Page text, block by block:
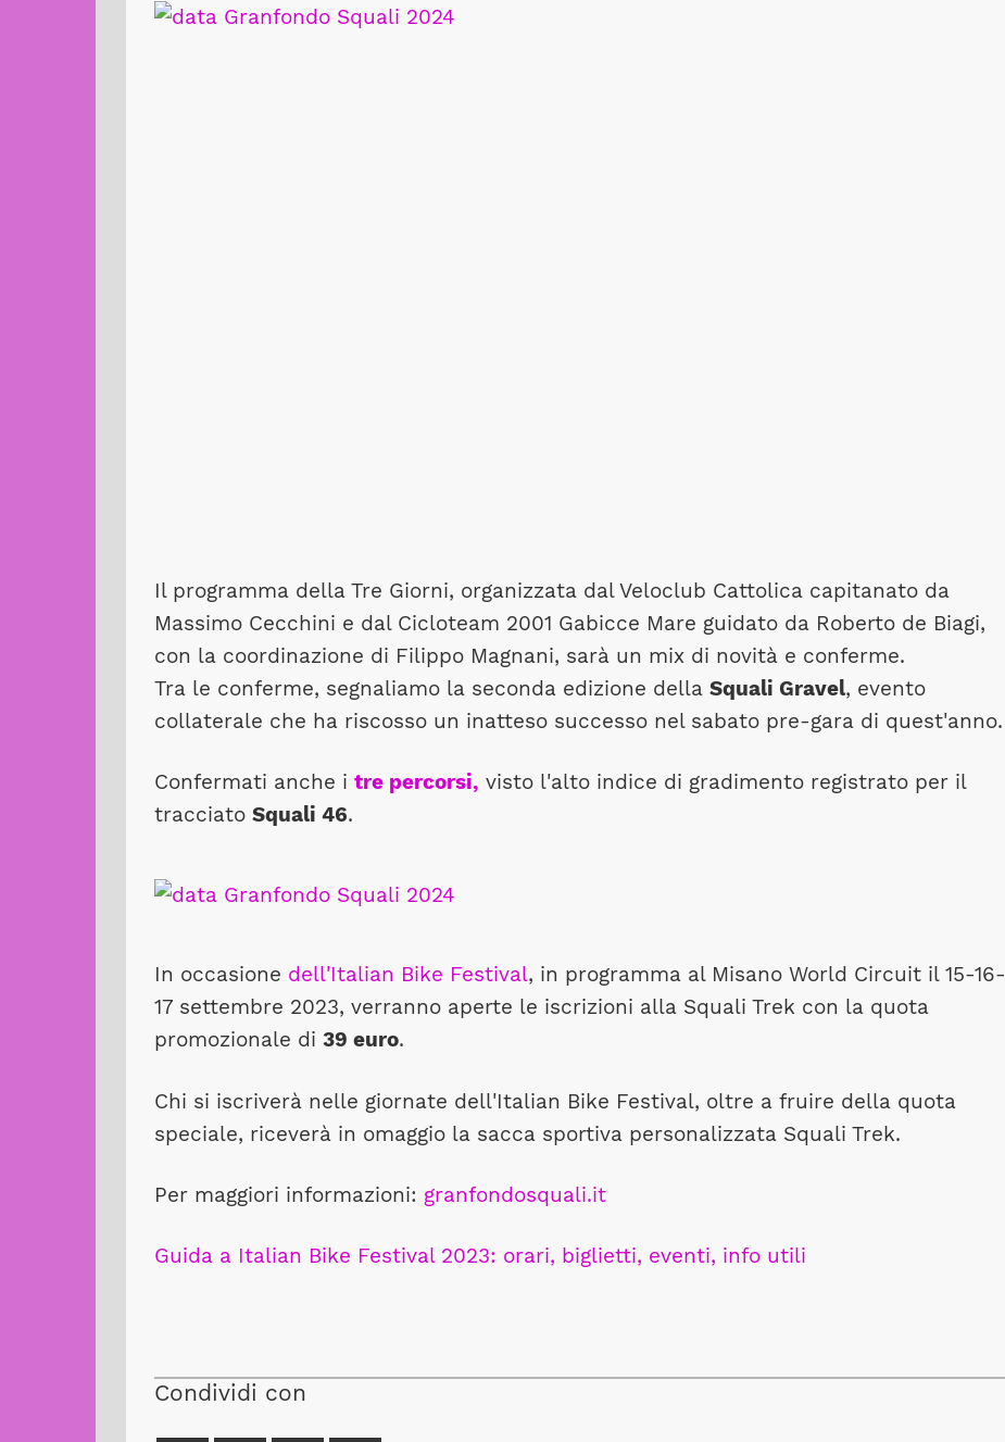
Il programma della Tre Giorni, organizzata dal Veloclub Cattolica capitanato da
Massimo Cecchini e dal Cicloteam 2001 Gabicce Mare guidato da Roberto de Biagi,
con la coordinazione di Filippo Magnani, sarà un mix di novità e conferme.
Tra le conferme, segnaliamo la seconda edizione della Squali Gravel, evento
collaterale che ha riscosso un inatteso successo nel sabato pre-gara di quest'anno.
Confermati anche i tre percorsi, visto l'alto indice di gradimento registrato per il
tracciato Squali 46.
In occasione dell'Italian Bike Festival, in programma al Misano World Circuit il 15-16-
17 settembre 2023, verranno aperte le iscrizioni alla Squali Trek con la quota
promozionale di 39 euro.
Chi si iscriverà nelle giornate dell'Italian Bike Festival, oltre a fruire della quota
speciale, riceverà in omaggio la sacca sportiva personalizzata Squali Trek.
Per maggiori informazioni: granfondosquali.it
Guida a Italian Bike Festival 2023: orari, biglietti, eventi, info utili
Condividi con